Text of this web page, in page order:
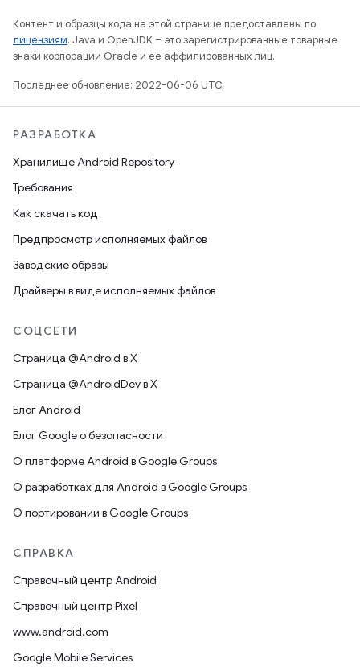
Контент и образцы кода на этой странице предоставлены по
лицензиям. Java и OpenJDK – это зарегистрированные товарные
знаки корпорации Oracle и ее аффилированных лиц.
Последнее обновление: 2022-06-06 UTC.
РАЗРАБОТКА
Хранилище Android Repository
Требования
Как скачать код
Предпросмотр исполняемых файлов
Заводские образы
Драйверы в виде исполняемых файлов
СОЦСЕТИ
Страница @Android в X
Страница @AndroidDev в X
Блог Android
Блог Google о безопасности
О платформе Android в Google Groups
О разработках для Android в Google Groups
О портировании в Google Groups
СПРАВКА
Справочный центр Android
Справочный центр Pixel
www.android.com
Google Mobile Services